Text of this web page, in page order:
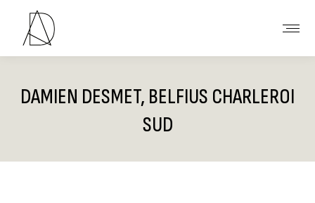
DAMIEN DESMET, BELFIUS CHARLEROI
SUD